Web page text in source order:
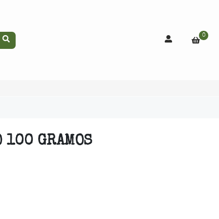
0
100 GRAMOS